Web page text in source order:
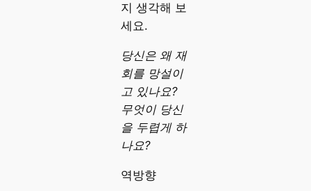
지 생각해 보
세요.
당신은 왜 재
회를 망설이
고 있나요?
무엇이 당신
을 두렵게 하
나요?
역방향